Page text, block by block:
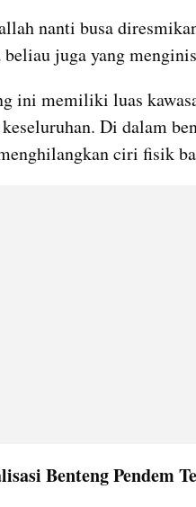
nanti busa
beliau juga yang
ini memiliki luas
keseluruhan. Di dalam
ciri fisik
Benteng Pendem